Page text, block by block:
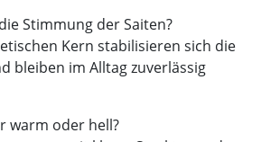
Stimmung der Saiten?
Kern stabilisieren sich die
bleiben im Alltag zuverlässig
warm oder hell?